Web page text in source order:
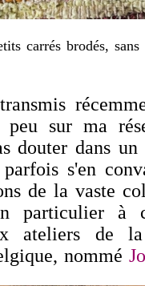
carrés brodés,
peu sur ma
douter dans
s'en
de la vaste
particulier à
ateliers de
nommé